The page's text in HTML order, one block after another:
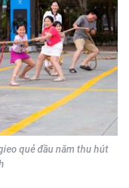
quẻ đầu năm thu hút